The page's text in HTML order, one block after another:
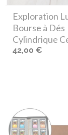
Exploration
Bourse à Dés
Cylindrique
42,00 €